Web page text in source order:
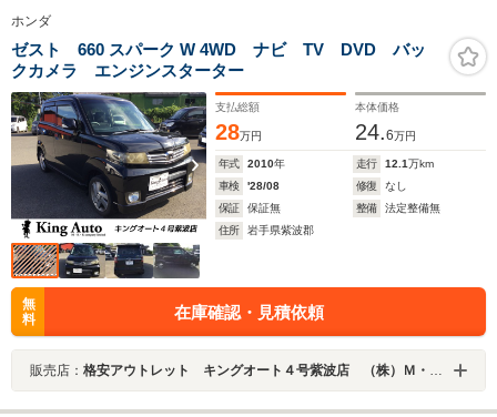
ホンダ
ゼスト 660 スパーク W 4WD ナビ TV DVD バッ
クカメラ エンジンスターター
支払総額
28万円
本体価格
24.6万円
年式 2010年 走行 12.1万km
車検
'28/08 修復
なし
保証
保証無 整備
法定整備無
住所
岩手県紫波郡
無
料
在庫確認・見積依頼
販売店： 格安アウトレット キングオート４号紫波店 （株）Ｍ・Ｋ・Ｋ